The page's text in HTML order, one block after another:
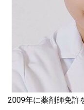
2009年に薬剤師免許